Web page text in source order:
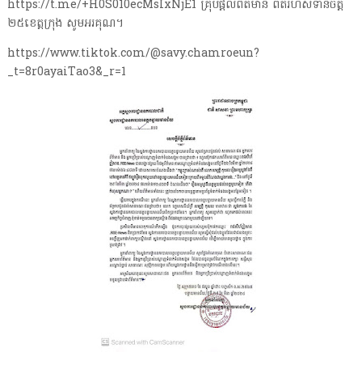
https://t.me/+H0S010ecMsIxNjE1 គ្រុបផ្តល់ព័ត៌មាន ពិតរហ័សទាន់ចិត្ត
២៥ខេត្តក្រុង សូមអរគុណ។
https://www.tiktok.com/@savy.chamroeun?
_t=8r0ayaiTao3&_r=1